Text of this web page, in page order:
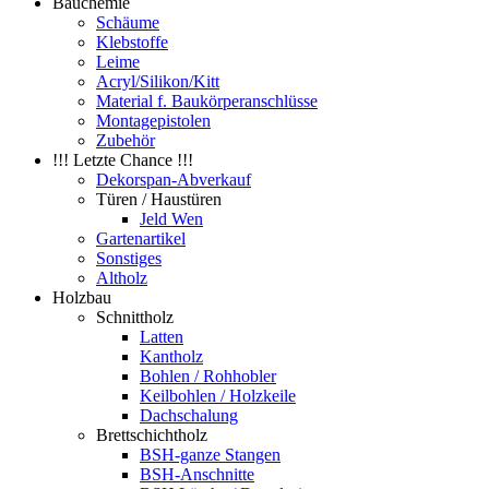
Schäume
Klebstoffe
Leime
Acryl/Silikon/Kitt
Material f. Baukörperanschlüsse
Montagepistolen
Zubehör
!!! Letzte Chance !!!
Dekorspan-Abverkauf
Türen / Haustüren
Jeld Wen
Gartenartikel
Sonstiges
Altholz
Holzbau
Schnittholz
Latten
Kantholz
Bohlen / Rohhobler
Keilbohlen / Holzkeile
Dachschalung
Brettschichtholz
BSH-ganze Stangen
BSH-Anschnitte